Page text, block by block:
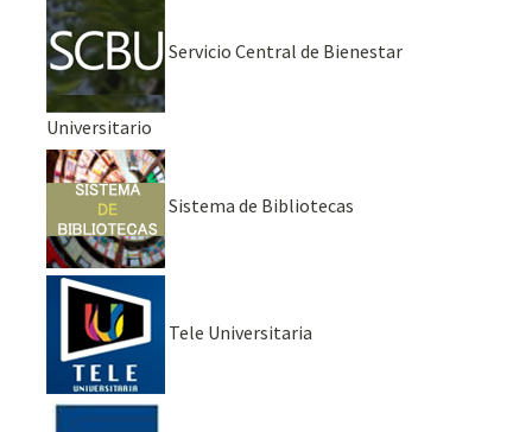
Servicio Central de Bienestar
Universitario
Sistema de Bibliotecas
Tele Universitaria